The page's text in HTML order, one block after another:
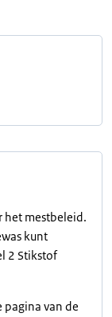
het mestbeleid.
kunt
2 Stikstof
pagina van de